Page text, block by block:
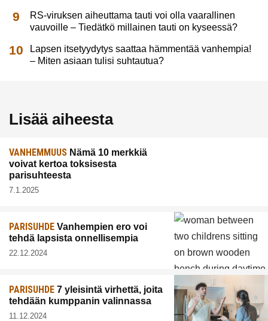
RS-viruksen aiheuttama tauti voi olla vaarallinen
vauvoille – Tiedätkö millainen tauti on kyseessä?
Lapsen itsetyydytys saattaa hämmentää vanhempia!
– Miten asiaan tulisi suhtautua?
Lisää aiheesta
VANHEMMUUS Nämä 10 merkkiä
voivat kertoa toksisesta
parisuhteesta
7.1.2025
PARISUHDE Vanhempien ero voi
tehdä lapsista onnellisempia
22.12.2024
PARISUHDE 7 yleisintä virhettä, joita
tehdään kumppanin valinnassa
11.12.2024